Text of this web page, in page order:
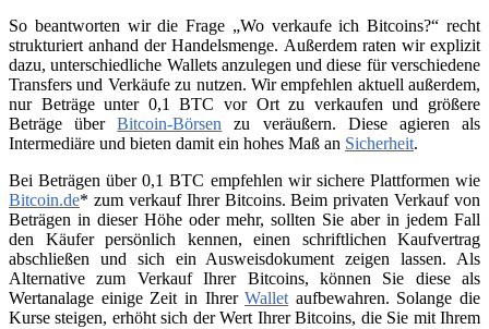
So beantworten wir die Frage „Wo verkaufe ich Bitcoins?“ recht
strukturiert anhand der Handelsmenge. Außerdem raten wir explizit
dazu, unterschiedliche Wallets anzulegen und diese für verschiedene
Transfers und Verkäufe zu nutzen. Wir empfehlen aktuell außerdem,
nur Beträge unter 0,1 BTC vor Ort zu verkaufen und größere
Beträge überBitcoin-Börsen zu veräußern. Diese agieren als
Intermediäre und bieten damit ein hohes Maß an Sicherheit.
Bei Beträgen über 0,1 BTC empfehlen wir sichere Plattformen wie
Bitcoin.de* zum verkauf Ihrer Bitcoins. Beim privaten Verkauf von
Beträgen in dieser Höhe oder mehr, sollten Sie aber in jedem Fall
den Käufer persönlich kennen, einen schriftlichen Kaufvertrag
abschließen und sich ein Ausweisdokument zeigen lassen. Als
Alternative zum Verkauf Ihrer Bitcoins, können Sie diese als
Wertanalage einige Zeit in IhrerWallet aufbewahren. Solange die
Kurse steigen, erhöht sich der Wert Ihrer Bitcoins, die Sie mit Ihrem